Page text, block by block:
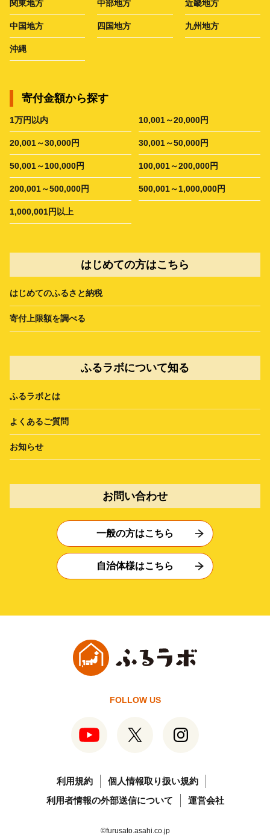
関東地方 中部地方 近畿地方
中国地方 四国地方 九州地方
沖縄
寄付金額から探す
1万円以内 10,001～20,000円
20,001～30,000円 30,001～50,000円
50,001～100,000円 100,001～200,000円
200,001～500,000円 500,001～1,000,000円
1,000,001円以上
はじめての方はこちら
はじめてのふるさと納税
寄付上限額を調べる
ふるラボについて知る
ふるラボとは
よくあるご質問
お知らせ
お問い合わせ
一般の方はこちら
自治体様はこちら
FOLLOW US
利用規約
個人情報取り扱い規約
利用者情報の外部送信について
運営会社
©furusato.asahi.co.jp